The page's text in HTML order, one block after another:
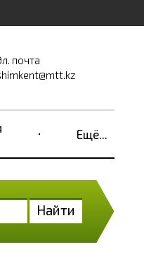
почта
Ещё...
Найти